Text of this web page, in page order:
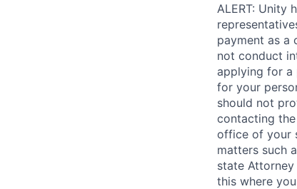
ALERT: Unity
payment as a
not conduct
applying for a
for your
should not
contacting
office of your
matters such
state
this where